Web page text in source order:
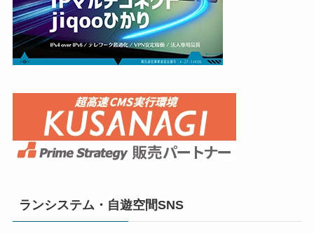
ランシステム・自遊空間SNS